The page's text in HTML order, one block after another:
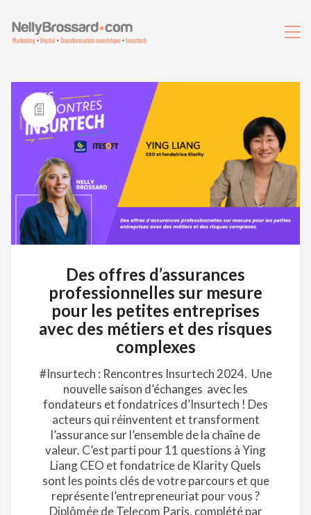
Des offres d’assurances
professionnelles sur mesure
pour les petites entreprises
avec des métiers et des risques
complexes
#Insurtech : Rencontres Insurtech 2024. Une
nouvelle saison d’échanges avec les
fondateurs et fondatrices d’Insurtech ! Des
acteurs qui réinventent et transforment
l’assurance sur l’ensemble de la chaîne de
valeur. C’est parti pour 11 questions à Ying
Liang CEO et fondatrice de Klarity Quels
sont les points clés de votre parcours et que
représente l’entrepreneuriat pour vous ?
Diplômée de Telecom Paris, complété par